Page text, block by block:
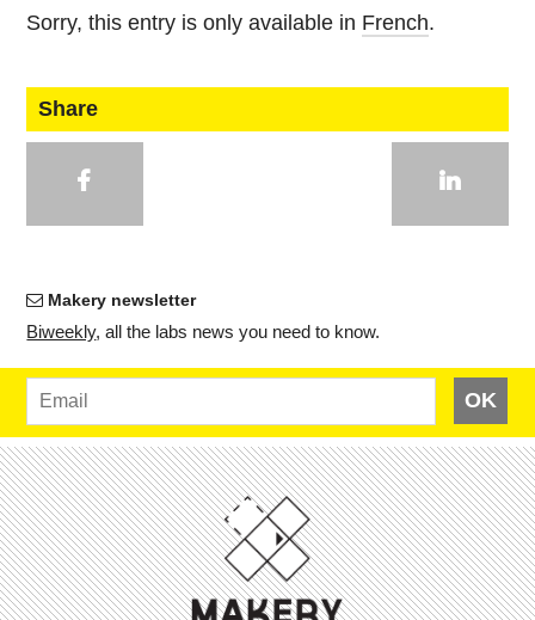
Sorry, this entry is only available in French.
Share
Makery newsletter
Bi­weekly, all the labs news you need to know.
OK